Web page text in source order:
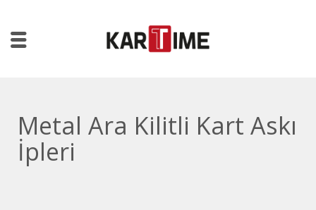
Metal Ara Kilitli Kart Askı
İpleri